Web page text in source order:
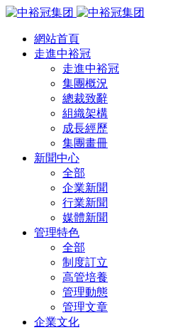
網站首頁
走進中裕冠
走進中裕冠
集團概況
總裁致辭
組織架構
成長經歷
集團畫冊
新聞中心
全部
企業新聞
行業新聞
媒體新聞
管理特色
全部
制度訂立
高管培養
管理動態
管理文章
企業文化